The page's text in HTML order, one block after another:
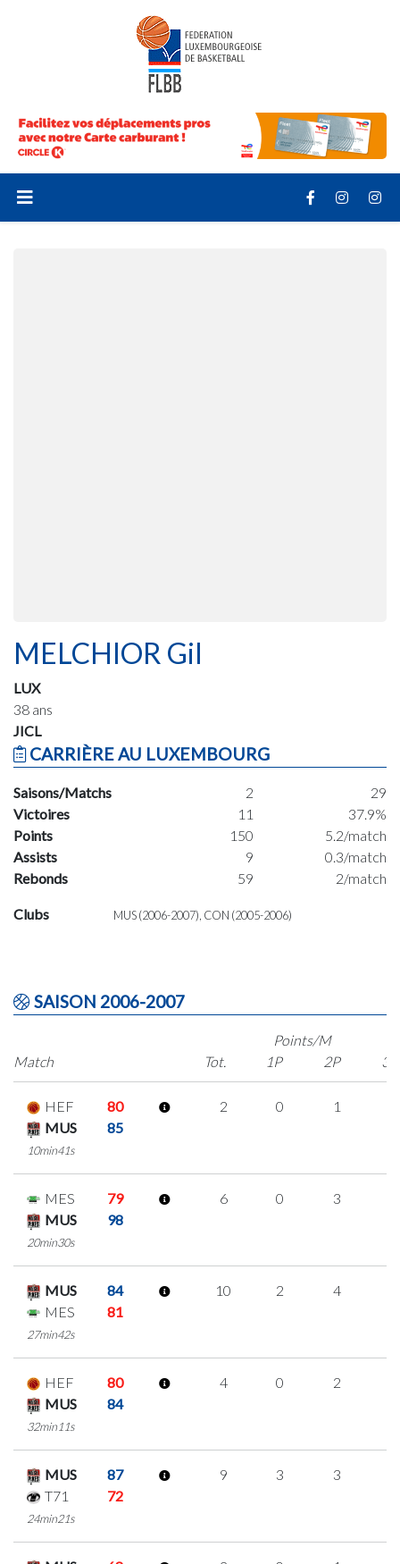
MELCHIOR Gil
LUX
38 ans
JICL
CARRIÈRE AU LUXEMBOURG
Saisons/Matchs 2
29
Victoires
11
37.9%
Points
150
5.2/match
Assists
9
0.3/match
Rebonds
59 2/match
Clubs MUS (2006-2007), CON (2005-2006)
SAISON 2006-2007
Match
Points/M
Tot.
1P 2P 3P
HEF
80
MUS
85
10min41s
2 0 1
MES
79
MUS
98
20min30s
6 0 3
MUS
84
MES
81
27min42s
10 2 4
HEF
80
MUS
84
32min11s
4 0 2
MUS
87
T71
72
24min21s
9 3 3